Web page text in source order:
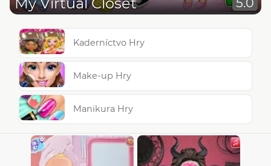
Kaderníctvo Hry
Make-up Hry
Manikura Hry